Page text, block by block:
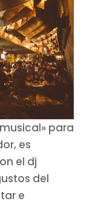
para
es
el dj
del
e